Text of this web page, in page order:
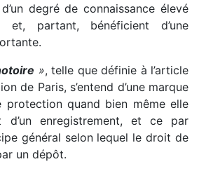
degré de connaissance élevé
partant, bénéficient d’une
», telle que définie à l’article
de Paris, s’entend d’une marque
protection quand bien même elle
d’un enregistrement, et ce par
général selon lequel le droit de
un dépôt.